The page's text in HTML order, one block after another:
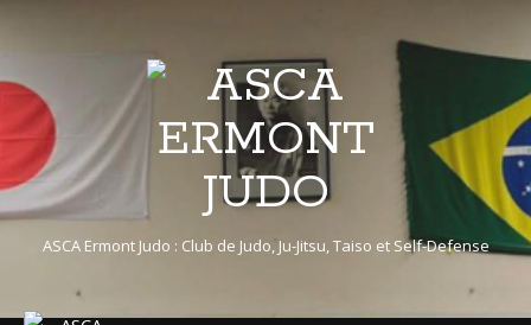
ASCA Ermont Judo : Club de Judo, Ju-Jitsu, Taiso et Self-Defense